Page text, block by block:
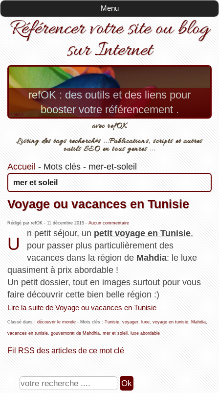
Menu
Référencer votre site ou blog
sur Internet
refOK : des outils et des liens pour
booster votre référencement .
avec refOK
Listing des tags recherchés ...Publications, scripts et autres
outils SEO en tous genres ...
Accueil - Mots clés- mer-et-soleil
mer et soleil
Voyage ou vacances en Tunisie
Rédigé par refOK - 11 décembre 2015- Aucun commentaire
U
n petit séjour, un petit voyage en Tunisie,
pour passer plus particulièrement des
vacances dans la région de Mahdia: le luxe
quasiment à prix abordable !
Un petit dossier, tout en images surtout pour vous
faire découvrir cette bien belle région :)
Lire la suite de Voyage ou vacances en Tunisie
Classé dans : découvrir le monde- Mots clés : Tunisie, voyager, luxe, voyage en tunisie, Mahdia,
vacances en tunisie, gouvernorat de Mahdhia, mer et soleil luxe abordable
Fil RSS des articles de ce mot clé